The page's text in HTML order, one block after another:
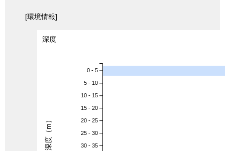
[環境情報]
深度
0 - 5
5 - 10
10 - 15
15 - 20
20 - 25
25 - 30
30 - 35
深度（m）